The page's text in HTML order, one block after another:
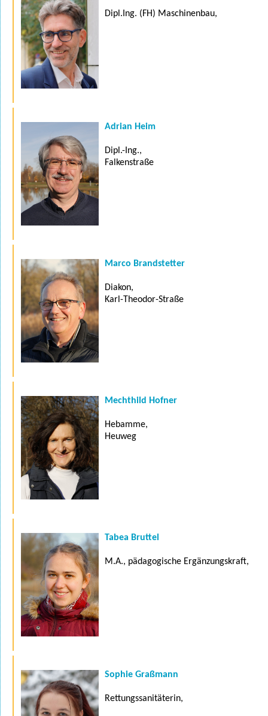
Dipl.Ing. (FH) Maschinenbau,
Adrian Heim
Dipl.-Ing.,
Falkenstraße
Marco Brandstetter
Diakon,
Karl-Theodor-Straße
Mechthild Hofner
Hebamme,
Heuweg
Tabea Bruttel
M.A., pädagogische Ergänzungskraft,
Sophie Graßmann
Rettungssanitäterin,